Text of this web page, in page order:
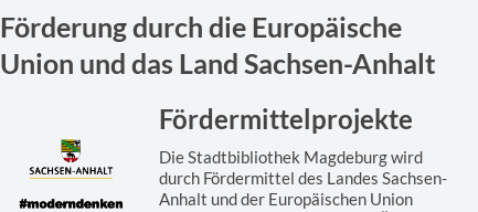
Förderung durch die Europäische
Union und das Land Sachsen-Anhalt
Fördermittelprojekte
Die Stadtbibliothek Magdeburg wird
durch Fördermittel des Landes Sachsen-
Anhalt und der Europäischen Union